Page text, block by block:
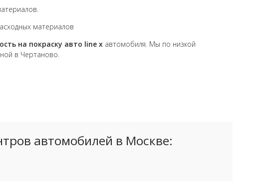
материалов
на покраску авто line x автомобиля. Мы по низкой
в Чертаново.
автомобилей в Москве: